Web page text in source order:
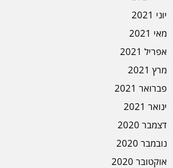
יוני 2021
מאי 2021
אפריל 2021
מרץ 2021
פברואר 2021
ינואר 2021
דצמבר 2020
נובמבר 2020
אוקטובר 2020